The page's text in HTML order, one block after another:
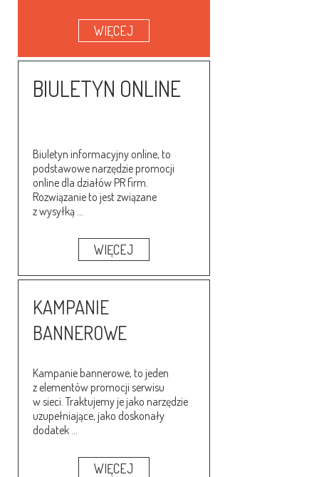
WIĘCEJ
BIULETYN ONLINE
Biuletyn informacyjny online, to
podstawowe narzędzie promocji
online dla działów PR firm.
Rozwiązanie to jest związane
z wysyłką ...
WIĘCEJ
KAMPANIE
BANNEROWE
Kampanie bannerowe, to jeden
z elementów promocji serwisu
w sieci. Traktujemy je jako narzędzie
uzupełniające, jako doskonały
dodatek ...
WIĘCEJ